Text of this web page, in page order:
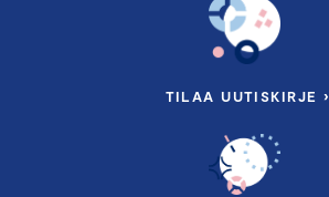
TILAA UUTISKIRJE ›